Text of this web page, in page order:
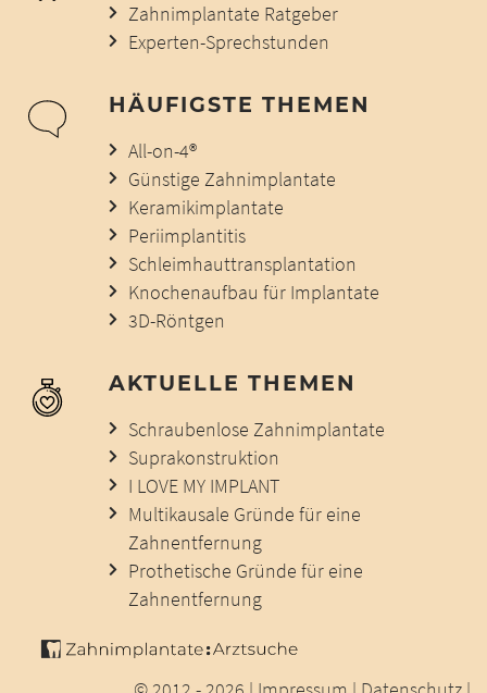
Zahnimplantate Ratgeber
Experten-Sprechstunden
HÄUFIGSTE THEMEN
All-on-4®
Günstige Zahnimplantate
Keramikimplantate
Periimplantitis
Schleimhauttransplantation
Knochenaufbau für Implantate
3D-Röntgen
AKTUELLE THEMEN
Schraubenlose Zahnimplantate
Suprakonstruktion
I LOVE MY IMPLANT
Multikausale Gründe für eine
Zahnentfernung
Prothetische Gründe für eine
Zahnentfernung